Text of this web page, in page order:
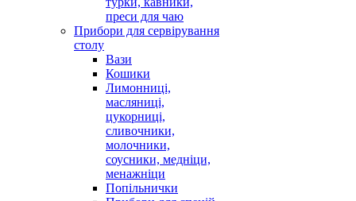
преси для чаю
Прибори для сервірування
столу
Вази
Кошики
Лимонниці,
масляниці,
цукорниці,
сливочники,
молочники,
соусники, медніци,
менажніци
Попільнички